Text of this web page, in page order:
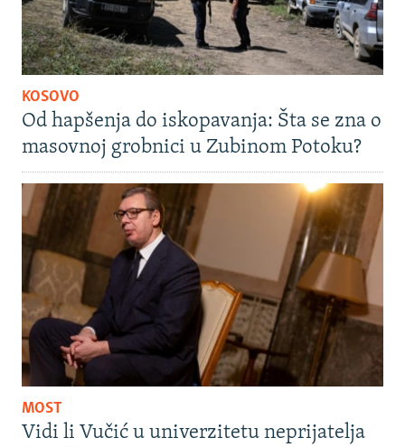
KOSOVO
Od hapšenja do iskopavanja: Šta se zna o
masovnoj grobnici u Zubinom Potoku?
MOST
Vidi li Vučić u univerzitetu neprijatelja